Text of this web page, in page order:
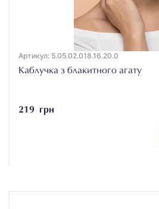
Артикул: 5.05.02.018.16.20.0
Каблучка з блакитного агату
219 грн